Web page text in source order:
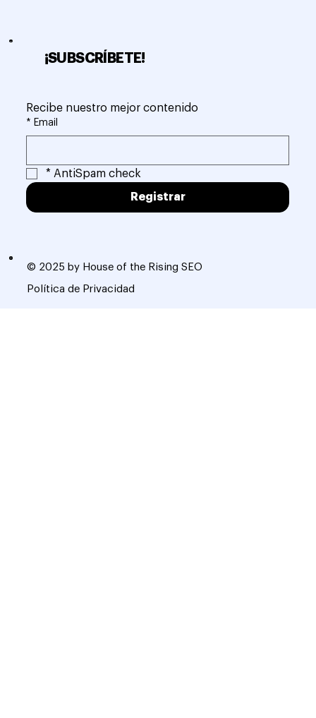
© 2025 by House of the Rising SEO
Política de Privacidad
¡SUBSCRÍBETE!
Recibe nuestro mejor contenido
* Email
* AntiSpam check
Registrar